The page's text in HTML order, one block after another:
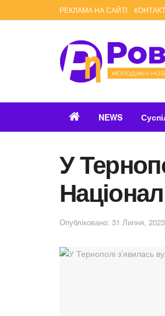
РЕКЛАМА НА САЙТІ
NEWS
У
Опубліковано: 31 Липня, 2023